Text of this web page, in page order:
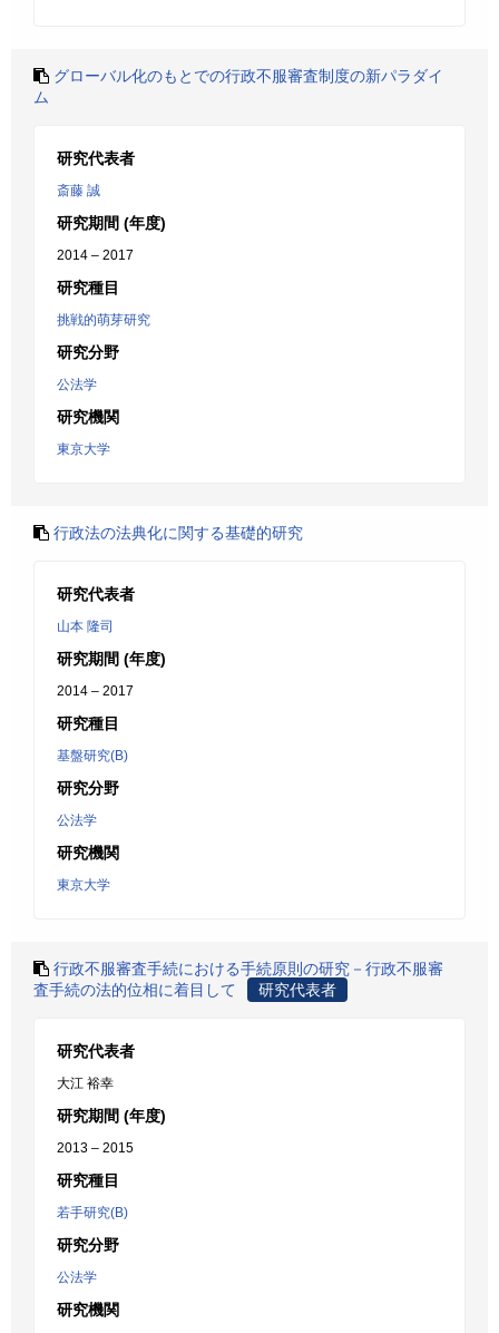
グローバル化のもとでの行政不服審査制度の新パラダイ
ム
研究代表者
斎藤 誠
研究期間 (年度)
2014 – 2017
研究種目
挑戦的萌芽研究
研究分野
公法学
研究機関
東京大学
行政法の法典化に関する基礎的研究
研究代表者
山本 隆司
研究期間 (年度)
2014 – 2017
研究種目
基盤研究(B)
研究分野
公法学
研究機関
東京大学
行政不服審査手続における手続原則の研究－行政不服審
査手続の法的位相に着目して
研究代表者
研究代表者
大江 裕幸
研究期間 (年度)
2013 – 2015
研究種目
若手研究(B)
研究分野
公法学
研究機関